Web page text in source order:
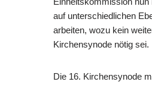
auf unterschiedlichen
arbeiten, wozu kein
Kirchensynode nötig sei.
Die 16. Kirchensynode